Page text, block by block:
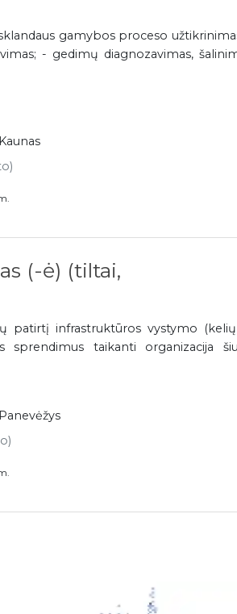
gamybos proceso
- gedimų diagnozavimas,
Kaunas
(-ė) (tiltai,
patirtį infrastruktūros vystymo
sprendimus taikanti organizacija
Panevėžys